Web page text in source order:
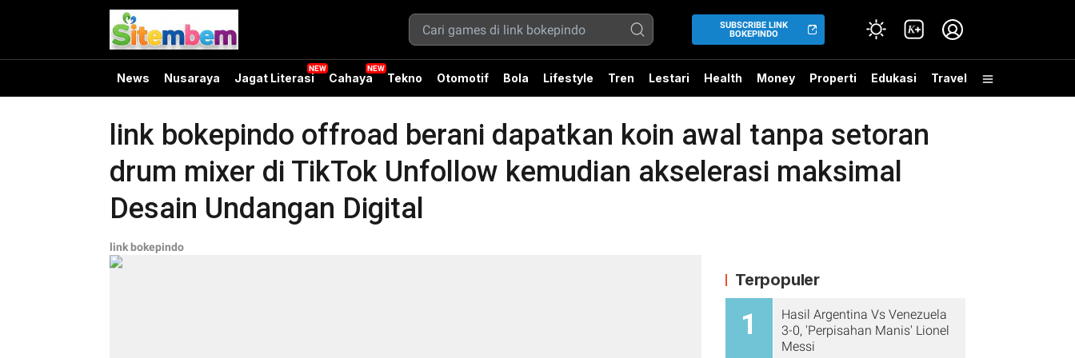
SUBSCRIBE LINK
BOKEPINDO
News Nusaraya Jagat Literasi Cahaya Tekno Otomotif Bola Lifestyle Tren Lestari Health Money Properti Edukasi Travel
link bokepindo offroad berani dapatkan koin awal tanpa setoran
drum mixer di TikTok Unfollow kemudian akselerasi maksimal
Desain Undangan Digital
link bokepindo
Terpopuler
1
Hasil Argentina Vs Venezuela
3-0, 'Perpisahan Manis' Lionel
Messi